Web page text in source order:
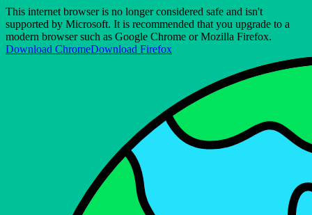
This internet browser is no longer considered safe and isn't
supported by Microsoft. It is recommended that you upgrade to a
modern browser such as Google Chrome or Mozilla Firefox.
Download ChromeDownload Firefox